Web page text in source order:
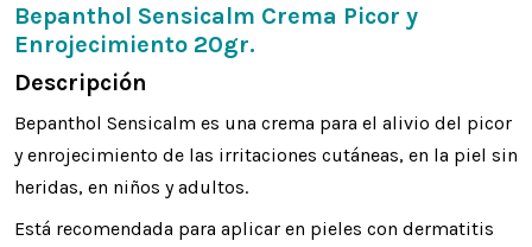
Bepanthol Sensicalm Crema Picor y
Enrojecimiento 20gr.
Descripción
Bepanthol Sensicalm es una crema para el alivio del picor
y enrojecimiento de las irritaciones cutáneas, en la piel sin
heridas, en niños y adultos.
Está recomendada para aplicar en pieles con dermatitis